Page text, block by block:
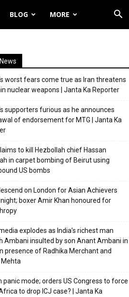
BLOG MORE
worst fears come true as Iran threatens
nuclear weapons | Janta Ka Reporter
supporters furious as he announces
of endorsement for MTG | Janta Ka
to kill Hezbollah chief Hassan
in carpet bombing of Beirut using
US bombs
on London for Asian Achievers
boxer Amir Khan honoured for
explodes as India’s richest man
Ambani insulted by son Anant Ambani in
presence of Radhika Merchant and
panic mode; orders US Congress to force
to drop ICJ case? | Janta Ka